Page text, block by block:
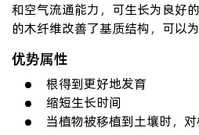
和空气流通能力，可生长为良好
的木纤维改善了基质结构，可以
优势属性
根得到更好地发育
缩短生长时间
当植物被移植到土壤时，